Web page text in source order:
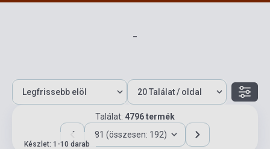
-
Találat: 4796 termék
81 (összesen: 192)
Készlet: 1-10 darab